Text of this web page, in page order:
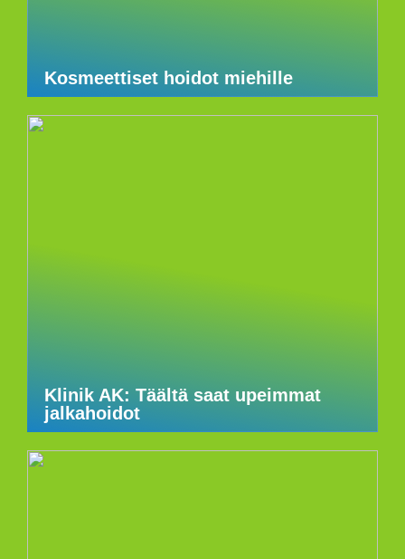
Kosmeettiset hoidot miehille
Klinik AK: Täältä saat upeimmat
jalkahoidot